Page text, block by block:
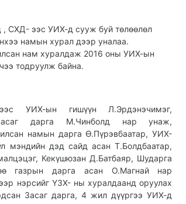
СХД- ээс УИХ-д сууж буй төлөөлөл
намын хурал дээр уналаа.
нам хуралдаж 2016 оны УИХ-ын
тодруулж байна.
УИХ-ын гишүүн Л.Эрдэнэчимэг,
Засаг дарга М.Чинболд нар унаж,
намын дарга Ө.Пүрэвбаатар, УИХ-
мэндийн дэд сайд асан Т.Болдбаатар,
Кекүшюзан Д.Батбаяр, Шударга
газрын дарга асан О.Магнай нар
нэрсийг ҮЗХ- ны хуралдаанд оруулах
Засаг дарга, 4 жил дүүргээ УИХ-д